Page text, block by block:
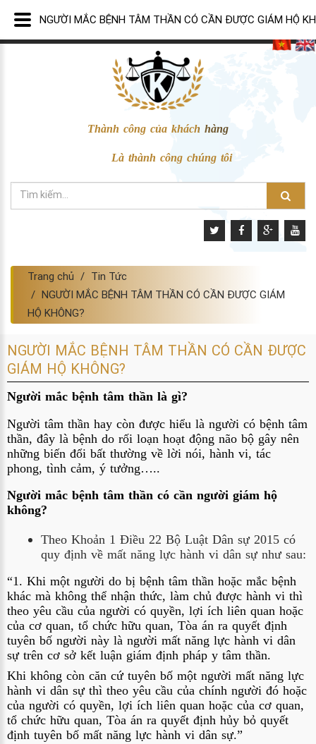
Thành công của khách hàng
Là thành công chúng tôi
Trang chủ
Tin Tức
NGƯỜI MẮC BỆNH TÂM THẦN CÓ CẦN ĐƯỢC GIÁM
HỘ KHÔNG?
NGƯỜI MẮC BỆNH TÂM THẦN CÓ CẦN ĐƯỢC
GIÁM HỘ KHÔNG?
Người mắc bệnh tâm thần là gì?
Người tâm thần hay còn được hiểu là người có bệnh tâm
thần, đây là bệnh do rối loạn hoạt động não bộ gây nên
những biến đổi bất thường về lời nói, hành vi, tác
phong, tình cảm, ý tưởng…..
Người mắc bệnh tâm thần có cần người giám hộ
không?
Theo Khoản 1 Điều 22 Bộ Luật Dân sự 2015 có
quy định về mất năng lực hành vi dân sự như sau:
“1. Khi một người do bị bệnh tâm thần hoặc mắc bệnh
khác mà không thể nhận thức, làm chủ được hành vi thì
theo yêu cầu của người có quyền, lợi ích liên quan hoặc
của cơ quan, tổ chức hữu quan, Tòa án ra quyết định
tuyên bố người này là người mất năng lực hành vi dân
sự trên cơ sở kết luận giám định pháp y tâm thần.
Khi không còn căn cứ tuyên bố một người mất năng lực
hành vi dân sự thì theo yêu cầu của chính người đó hoặc
của người có quyền, lợi ích liên quan hoặc của cơ quan,
tổ chức hữu quan, Tòa án ra quyết định hủy bỏ quyết
định tuyên bố mất năng lực hành vi dân sự.”
NGƯỜI MẮC BỆNH TÂM THẦN CÓ CẦN ĐƯỢC GIÁM HỘ